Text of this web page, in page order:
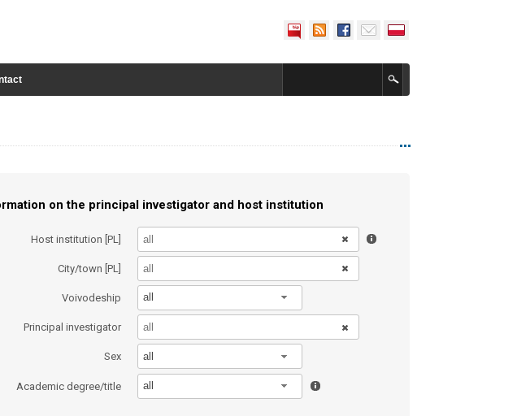
on the principal investigator and host institution
Host institution [PL]
City/town [PL]
Voivodeship all
Principal investigator
Sex all
Academic degree/title all